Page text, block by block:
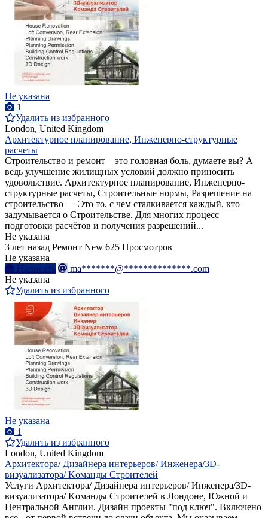
Не указана
1
Удалить из избранного
London, United Kingdom
Архитектурное планирование, Инженерно-структурные
расчеты
Строительство и ремонт – это головная боль, думаете вы? А
ведь улучшение жилищных условий должно приносить
удовольствие. Архитектурное планирование, Инженерно-
структурные расчеты, Строительные нормы, Разрешение на
строительство — Это то, с чем сталкивается каждый, кто
задумывается о Строительстве. Для многих процесс
подготовки расчётов и получения разрешений...
Не указана
3 лет назад Ремонт New 625 Просмотров
Не указана
Написать
ma*******@**************.com
Не указана
Удалить из избранного
Не указана
1
Удалить из избранного
London, United Kingdom
Aрхитектора/ Дизайнера интерьеров/ Инженера/3D-
визуализатора/ Kоманды Строителей
Услуги Aрхитектора/ Дизайнера интерьеров/ Инженера/3D-
визуализатора/ Kоманды Строителей в Лондоне, Южной и
Центральной Англии. Дизайн проекты "под ключ". Включено